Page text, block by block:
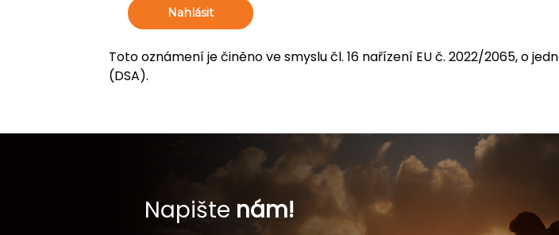
Nahlásit
Toto oznámení je činěno ve smyslu čl. 16 nařízení EU č. 2022/2065, o
(DSA).
Napište nám!